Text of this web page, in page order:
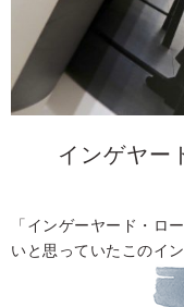
インゲヤー
「インゲーヤード・ロ
いと思っていたこのイ